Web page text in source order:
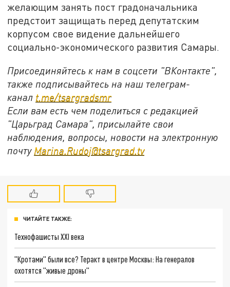
желающим занять пост градоначальника
предстоит защищать перед депутатским
корпусом свое видение дальнейшего
социально-экономического развития Самары.
Присоединяйтесь к нам в соцсети "ВКонтакте",
также подписывайтесь на наш телеграм-
канал t.me/tsargradsmr
Если вам есть чем поделиться с редакцией
"Царьград Самара", присылайте свои
наблюдения, вопросы, новости на электронную
почту Marina.Rudoj@tsargrad.tv
ЧИТАЙТЕ ТАКЖЕ:
Технофашисты XXI века
"Кротами" были все? Теракт в центре Москвы: На генералов
охотятся "живые дроны"